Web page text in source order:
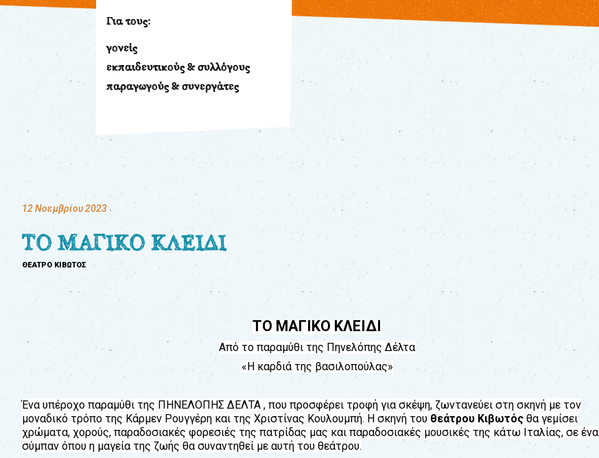
Για τους:
γονείς
εκπαιδευτικούς & συλλόγους
παραγωγούς & συνεργάτες
12 Νοεμβρίου 2023
ΤΟ ΜΑΓΙΚΟ ΚΛΕΙΔΙ
ΘΕΑΤΡΟ ΚΙΒΩΤΟΣ
ΤΟ ΜΑΓΙΚΟ ΚΛΕΙΔΙ
Από το παραμύθι της Πηνελόπης Δέλτα
«Η καρδιά της βασιλοπούλας»
Ένα υπέροχο παραμύθι της ΠΗΝΕΛΟΠΗΣ ΔΕΛΤΑ , που προσφέρει τροφή για σκέψη, ζωντανεύει στη σκηνή με τον
μοναδικό τρόπο της Κάρμεν Ρουγγέρη και της Χριστίνας Κουλουμπή. Η σκηνή του θεάτρου Κιβωτός θα γεμίσει
χρώματα, χορούς, παραδοσιακές φορεσιές της πατρίδας μας και παραδοσιακές μουσικές της κάτω Ιταλίας, σε ένα
σύμπαν όπου η μαγεία της ζωής θα συναντηθεί με αυτή του θεάτρου.
κωδικό
μουσικής;
εκπαιδευτικούς
παραγωγούς
συνεργάτες